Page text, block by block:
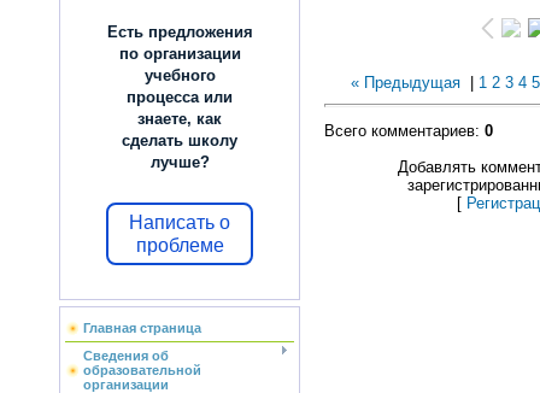
Есть предложения
по организации
учебного
процесса или
знаете, как
сделать школу
лучше?
Написать о
проблеме
Главная страница
Сведения об
образовательной
организации
« Предыдущая 1 2 3 4 5
Всего комментариев: 0
Добавлять
[